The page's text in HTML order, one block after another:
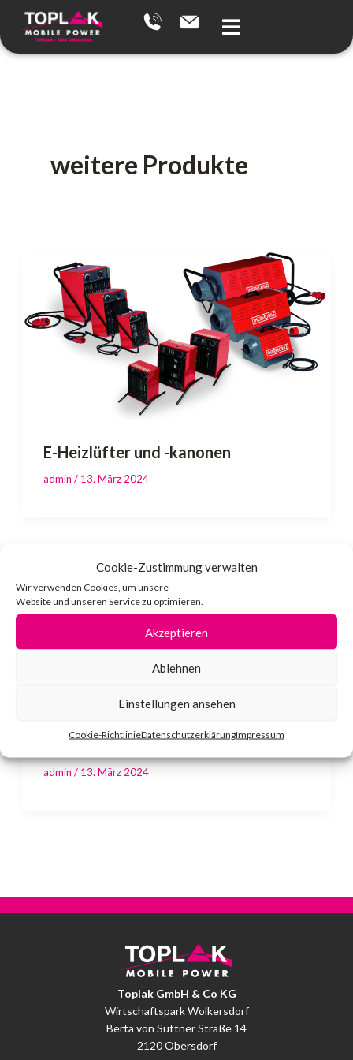
Cookie-Zustimmung verwalten
Wir verwenden Cookies, um unsere
Website und unseren Service zu optimieren.
Akzeptieren
Ablehnen
Einstellungen ansehen
Cookie-RichtlinieDatenschutzerklärungImpressum
Zum
Inhalt
springen
weitere Produkte
E-Heizlüfter und -kanonen
admin / 13. März 2024
TTU1600
admin / 13. März 2024
Toplak GmbH & Co KG
Wirtschaftspark Wolkersdorf
Berta von Suttner Straße 14
2120 Obersdorf